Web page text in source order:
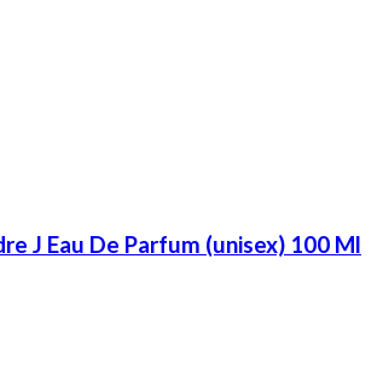
J Eau De Parfum (unisex) 100 Ml